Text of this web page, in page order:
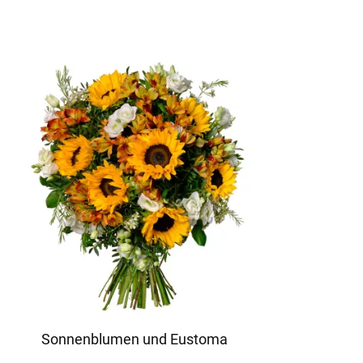
Sonnenblumen und Eustoma